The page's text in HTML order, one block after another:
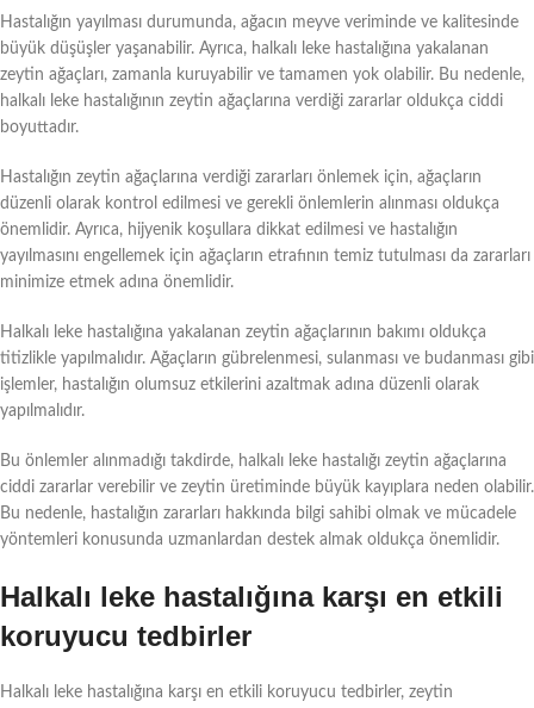
Hastalığın yayılması durumunda, ağacın meyve veriminde ve kalitesinde
büyük düşüşler yaşanabilir. Ayrıca, halkalı leke hastalığına yakalanan
zeytin ağaçları, zamanla kuruyabilir ve tamamen yok olabilir. Bu nedenle,
halkalı leke hastalığının zeytin ağaçlarına verdiği zararlar oldukça ciddi
boyuttadır.
Hastalığın zeytin ağaçlarına verdiği zararları önlemek için, ağaçların
düzenli olarak kontrol edilmesi ve gerekli önlemlerin alınması oldukça
önemlidir. Ayrıca, hijyenik koşullara dikkat edilmesi ve hastalığın
yayılmasını engellemek için ağaçların etrafının temiz tutulması da zararları
minimize etmek adına önemlidir.
Halkalı leke hastalığına yakalanan zeytin ağaçlarının bakımı oldukça
titizlikle yapılmalıdır. Ağaçların gübrelenmesi, sulanması ve budanması gibi
işlemler, hastalığın olumsuz etkilerini azaltmak adına düzenli olarak
yapılmalıdır.
Bu önlemler alınmadığı takdirde, halkalı leke hastalığı zeytin ağaçlarına
ciddi zararlar verebilir ve zeytin üretiminde büyük kayıplara neden olabilir.
Bu nedenle, hastalığın zararları hakkında bilgi sahibi olmak ve mücadele
yöntemleri konusunda uzmanlardan destek almak oldukça önemlidir.
Halkalı leke hastalığına karşı en etkili
koruyucu tedbirler
Halkalı leke hastalığına karşı en etkili koruyucu tedbirler, zeytin